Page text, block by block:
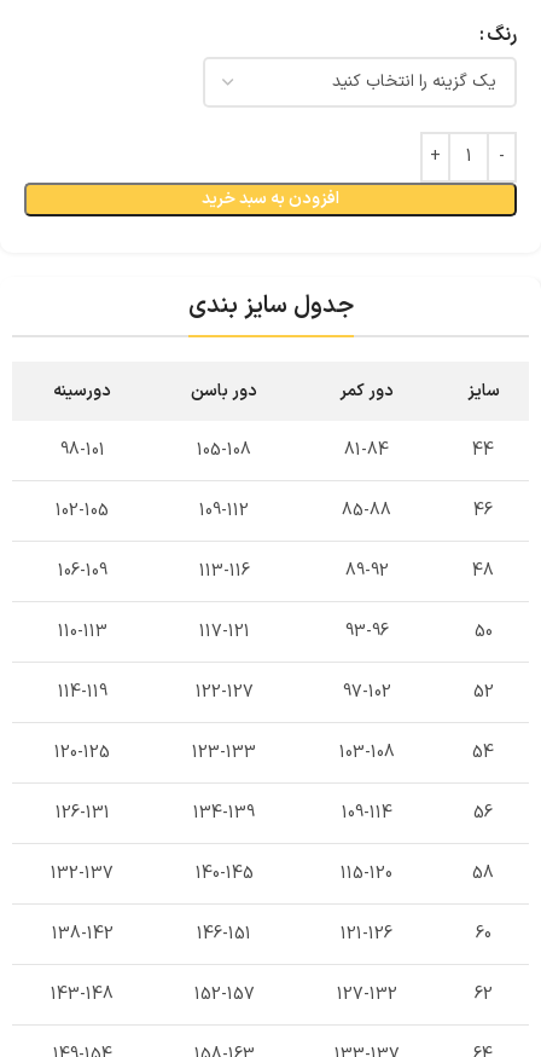
رنگ
افزودن به سبد خرید
جدول سایز بندی
سایز دور کمر دور باسن دورسینه
44
81-84
105-108
98-101
46
85-88
109-112
102-105
48
89-92
113-116
106-109
50
93-96
117-121
110-113
52
97-102
122-127
114-119
54
103-108
123-133
120-125
56
109-114
134-139
126-131
58
115-120
140-145
132-137
60
121-126
146-151
138-142
62
127-132
152-157
143-148